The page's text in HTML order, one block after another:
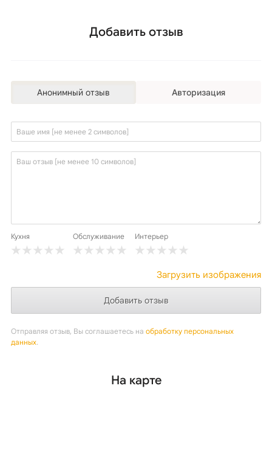
Добавить отзыв
Анонимный отзыв Авторизация
Кухня Обслуживание Интерьер
Загрузить изображения
Отправляя отзыв, Вы соглашаетесь на обработку персональных
данных.
На карте